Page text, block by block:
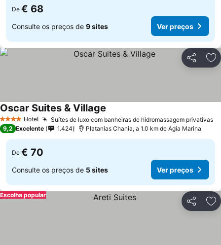
De € 68
Consulte os preços de 9 sites Ver preços
Partilhar
4 EstrelasHotel Suítes de luxo com banheiras de hidromassagem privativas
Oscar Suites & Village
9,2 Excelente 1.424 Platanias Chania, a 1.0 km de Agia Marina
De € 70
Consulte os preços de 5 sites Ver preços
Partilhar
Escolha popular